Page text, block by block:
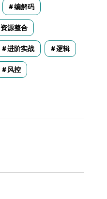
编解码
资源整合
进阶实战 逻辑
风控